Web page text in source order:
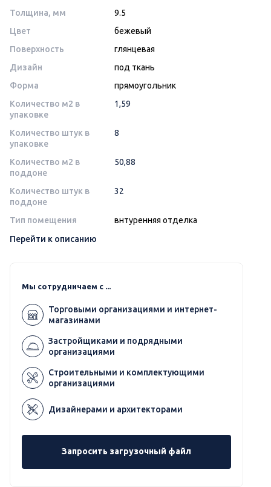
Толщина, мм
9.5
Цвет
бежевый
Поверхность
глянцевая
Дизайн
под ткань
Форма
прямоугольник
Количество м2 в
упаковке
1,59
Количество штук в
упаковке
8
Количество м2 в
поддоне
50,88
Количество штук в
поддоне
32
Тип помещения
внтуренняя отделка
Перейти к описанию
Мы сотрудничаем с ...
Торговыми организациями и интернет-
магазинами
Застройщиками и подрядными
организациями
Строительными и комплектующими
организациями
Дизайнерами и архитекторами
Запросить загрузочный файл